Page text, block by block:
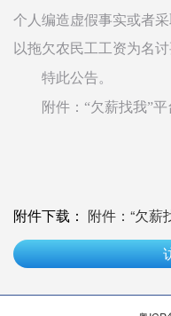
个人编造虚假事实或者
以拖欠农民工工资为名
特此公告。
附件：“欠薪找我”
中
附件下载： 附件：“欠薪